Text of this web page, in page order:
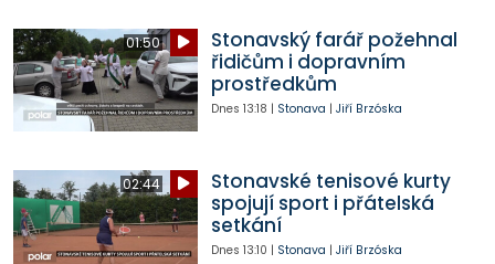
01:50
Stonavský farář požehnal
řidičům i dopravním
prostředkům
Dnes 13:18 | Stonava | Jiří Brzóska
02:44
Stonavské tenisové kurty
spojují sport i přátelská
setkání
Dnes 13:10 | Stonava | Jiří Brzóska